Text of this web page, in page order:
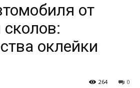
от
оклейки
0
264